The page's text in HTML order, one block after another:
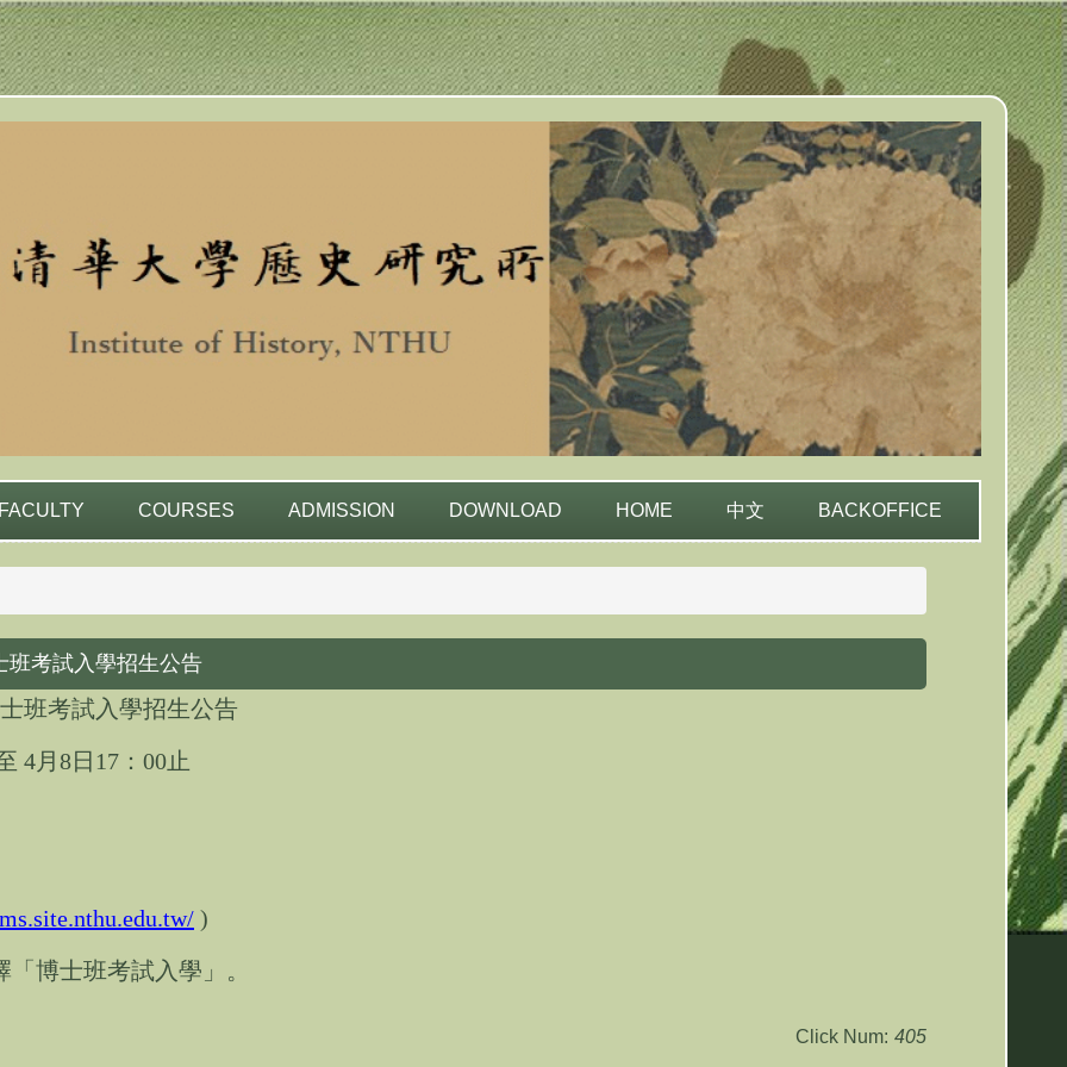
FACULTY COURSES ADMISSION DOWNLOAD HOME 中文 BACKOFFICE
班考試入學招生公告
班考試入學招生公告
4月8日17：00止
)
博士班考試入學」。
Click Num: 405